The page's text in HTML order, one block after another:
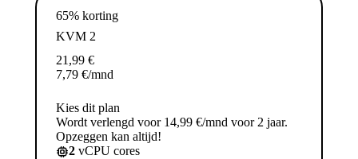
65% korting
KVM 2
21,99 €
7,79 €/mnd
Kies dit plan
Wordt verlengd voor 14,99 €/mnd voor 2 jaar.
Opzeggen kan altijd!
2 vCPU cores